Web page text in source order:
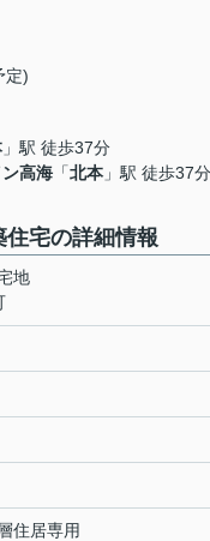
定)
」駅 徒歩37分
高海 「北本 」駅 徒歩37分
宅の詳細情報
地
住居専用